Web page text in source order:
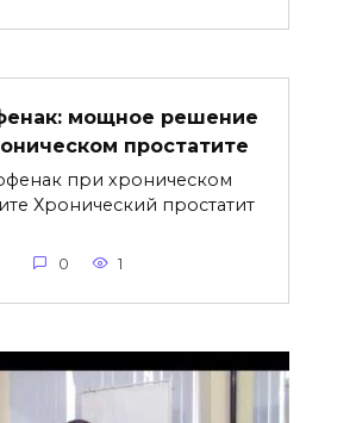
мощное решение
простатите
при хроническом
Хронический простатит
0 1